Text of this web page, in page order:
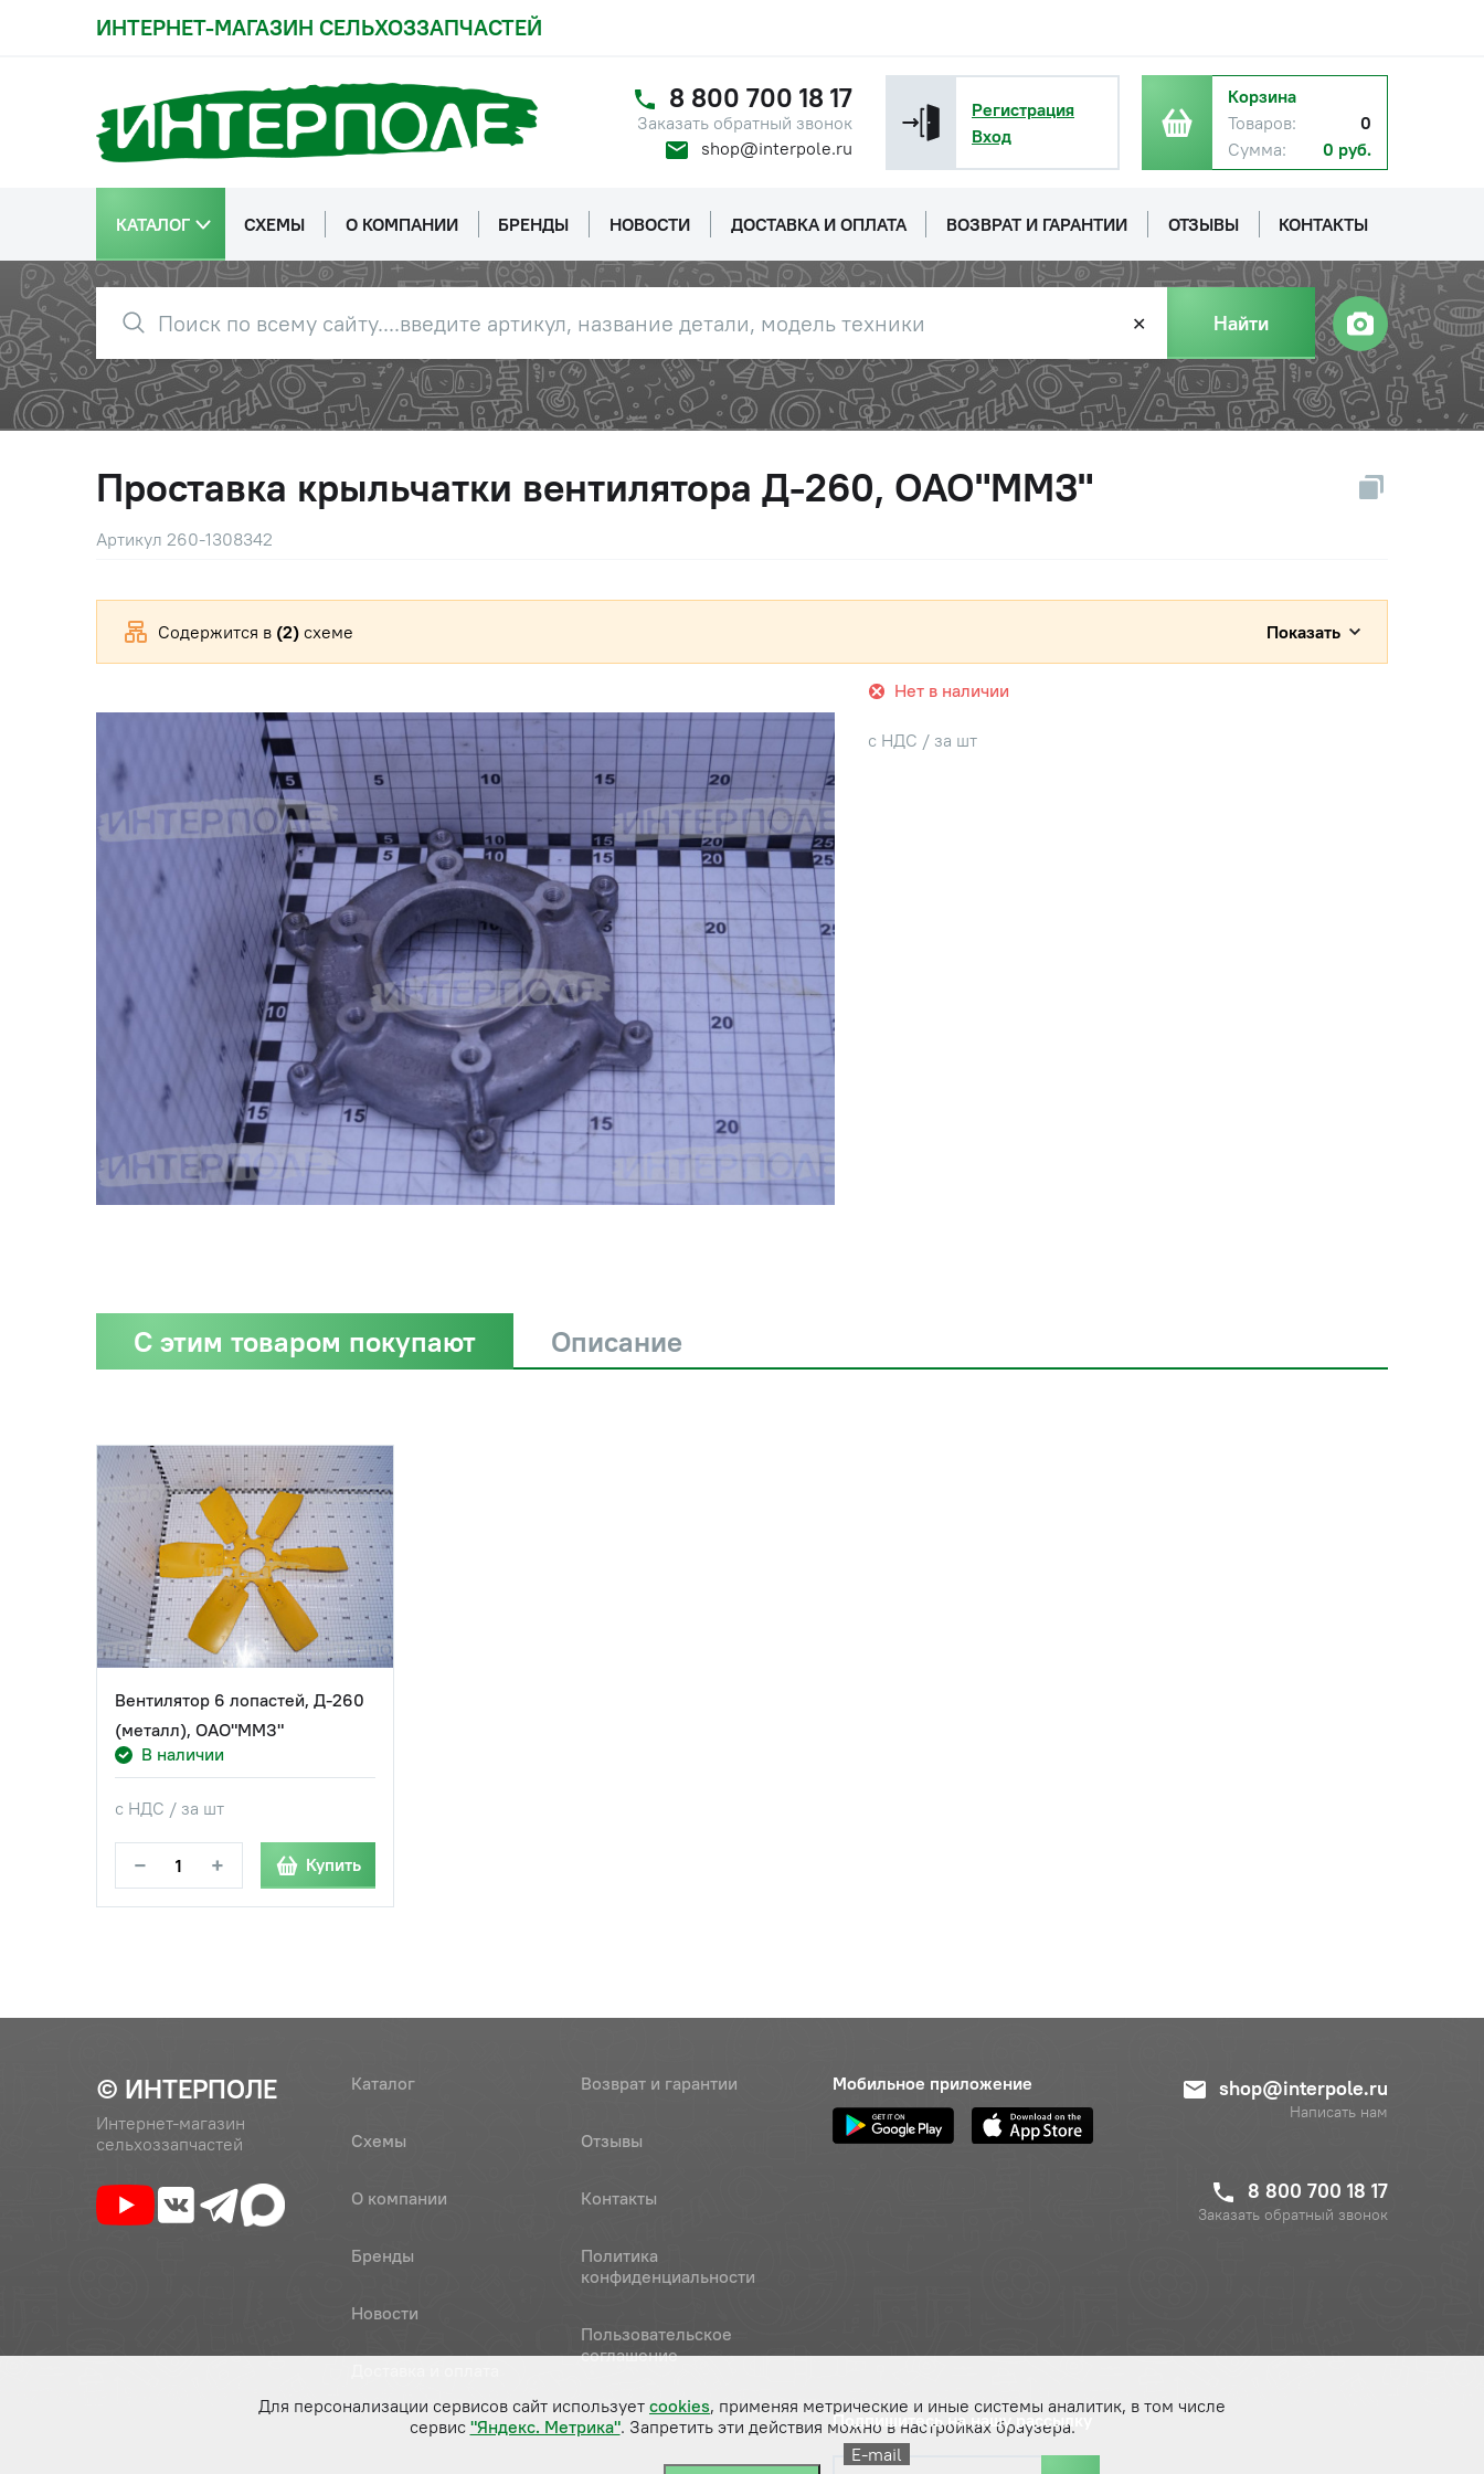
ИНТЕРНЕТ-МАГАЗИН СЕЛЬХОЗЗАПЧАСТЕЙ
8 800 700 18 17
Заказать обратный звонок
shop@interpole.ru
Регистрация
Вход
Корзина
Товаров:
0
Сумма:
0 руб.
КАТАЛОГ СХЕМЫ О КОМПАНИИ БРЕНДЫ НОВОСТИ ДОСТАВКА И ОПЛАТА ВОЗВРАТ И ГАРАНТИИ ОТЗЫВЫ КОНТАКТЫ
✕ Найти
Проставка крыльчатки вентилятора Д-260, ОАО"ММЗ"
Артикул 260-1308342
Нет в наличии
с НДС / за шт
Содержится в (2) схеме Показать
С этим товаром покупают Описание
Вентилятор 6 лопастей, Д-260
(металл), ОАО"ММЗ"
В наличии
с НДС / за шт
− + Купить
© ИНТЕРПОЛЕ
Интернет-магазин
сельхоззапчастей
Каталог
Схемы
О компании
Бренды
Новости
Возврат и гарантии
Отзывы
Контакты
Политика
конфиденциальности
Пользовательское
соглашение
Мобильное приложение shop@interpole.ru
Написать нам
8 800 700 18 17
Заказать обратный звонок
Подпишитесь на нашу рассылку
E-mail
Для персонализации сервисов сайт использует cookies, применяя метрические и иные системы аналитик, в том числе
сервис "Яндекс. Метрика". Запретить эти действия можно в настройках браузера.